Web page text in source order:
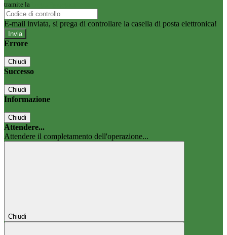
tramite la
E-mail inviata, si prega di controllare la casella di posta elettronica!
Errore
Chiudi
Successo
Chiudi
Informazione
Chiudi
Attendere...
Attendere il completamento dell'operazione...
Chiudi